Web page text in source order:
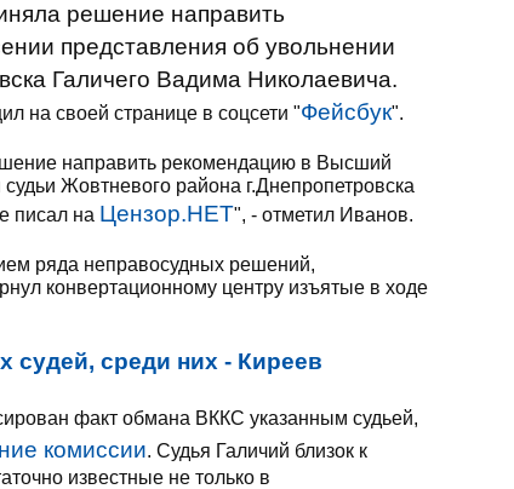
решение направить
представления об увольнении
Галичего Вадима Николаевича.
на своей странице в соцсети "Фейсбук".
направить рекомендацию в Высший
Жовтневого района г.Днепропетровска
писал на Цензор.НЕТ", - отметил Иванов.
ряда неправосудных решений,
конвертационному центру изъятые в ходе
судей, среди них - Киреев
факт обмана ВККС указанным судьей,
комиссии. Судья Галичий близок к
известные не только в